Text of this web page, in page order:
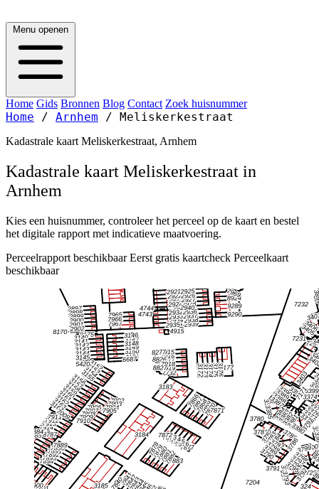
Menu openen
Home Gids Bronnen Blog Contact Zoek huisnummer
Home / Arnhem / Meliskerkestraat
Kadastrale kaart Meliskerkestraat, Arnhem
Kadastrale kaart Meliskerkestraat in
Arnhem
Kies een huisnummer, controleer het perceel op de kaart en bestel
het digitale rapport met indicatieve maatvoering.
Perceelrapport beschikbaar Eerst gratis kaartcheck Perceelkaart
beschikbaar